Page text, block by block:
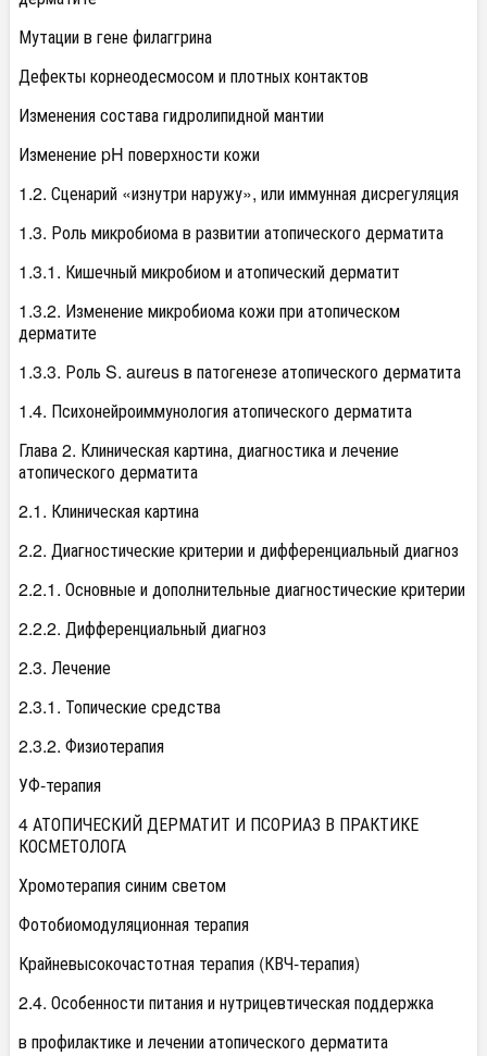
Мутации в гене филаггрина
Дефекты корнеодесмосом и плотных контактов
Изменения состава гидролипидной мантии
Изменение pH поверхности кожи
1.2. Сценарий «изнутри наружу», или иммунная дисрегуляция
1.3. Роль микробиома в развитии атопического дерматита
1.3.1. Кишечный микробиом и атопический дерматит
1.3.2. Изменение микробиома кожи при атопическом
дерматите
1.3.3. Роль S. aureus в патогенезе атопического дерматита
1.4. Психонейроиммунология атопического дерматита
Глава 2. Клиническая картина, диагностика и лечение
атопического дерматита
2.1. Клиническая картина
2.2. Диагностические критерии и дифференциальный диагноз
2.2.1. Основные и дополнительные диагностические критерии
2.2.2. Дифференциальный диагноз
2.3. Лечение
2.3.1. Топические средства
2.3.2. Физиотерапия
УФ-терапия
4 АТОПИЧЕСКИЙ ДЕРМАТИТ И ПСОРИАЗ В ПРАКТИКЕ
КОСМЕТОЛОГА
Хромотерапия синим светом
Фотобиомодуляционная терапия
Крайневысокочастотная терапия (КВЧ-терапия)
2.4. Особенности питания и нутрицевтическая поддержка
в профилактике и лечении атопического дерматита